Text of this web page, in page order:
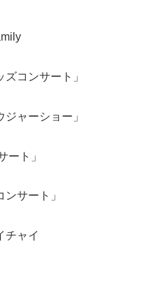
コンサート」
ャーショー」
ト」
サート」
ャイ